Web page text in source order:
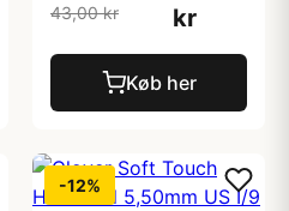
43,00 kr
kr
Køb her
-12%